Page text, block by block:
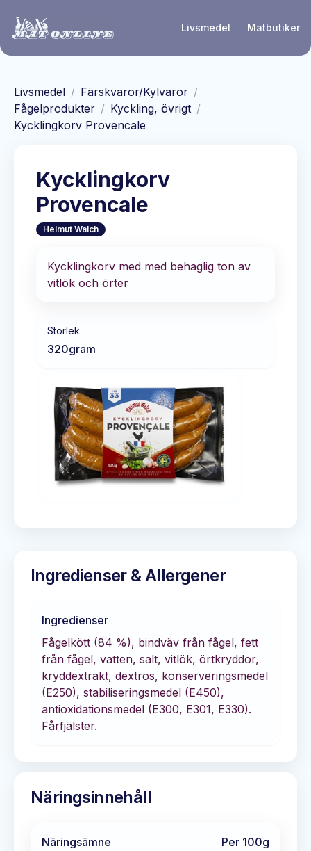
Livsmedel Matbutiker
Livsmedel / Färskvaror/Kylvaror /
Fågelprodukter / Kyckling, övrigt /
Kycklingkorv Provencale
Kycklingkorv
Provencale
Helmut Walch
Kycklingkorv med med behaglig ton av
vitlök och örter
Storlek
320gram
Ingredienser & Allergener
Ingredienser
Fågelkött (84 %), bindväv från fågel, fett
från fågel, vatten, salt, vitlök, örtkryddor,
kryddextrakt, dextros, konserveringsmedel
(E250), stabiliseringsmedel (E450),
antioxidationsmedel (E300, E301, E330).
Fårfjälster.
Näringsinnehåll
Näringsämne Per 100g